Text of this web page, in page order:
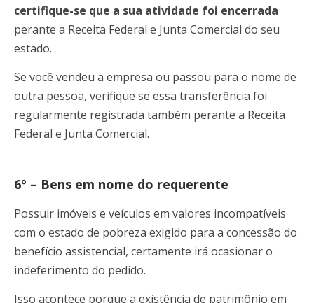
certifique-se que a sua atividade foi encerrada
perante a Receita Federal e Junta Comercial do seu
estado.
Se você vendeu a empresa ou passou para o nome de
outra pessoa, verifique se essa transferência foi
regularmente registrada também perante a Receita
Federal e Junta Comercial.
6º – Bens em nome do requerente
Possuir imóveis e veículos em valores incompatíveis
com o estado de pobreza exigido para a concessão do
benefício assistencial, certamente irá ocasionar o
indeferimento do pedido.
Isso acontece porque a existência de patrimônio em